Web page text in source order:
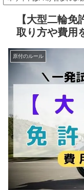
【大型二輪免
取り方や費用
原付のルール